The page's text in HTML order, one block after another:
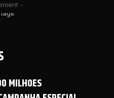
-
MILHOES